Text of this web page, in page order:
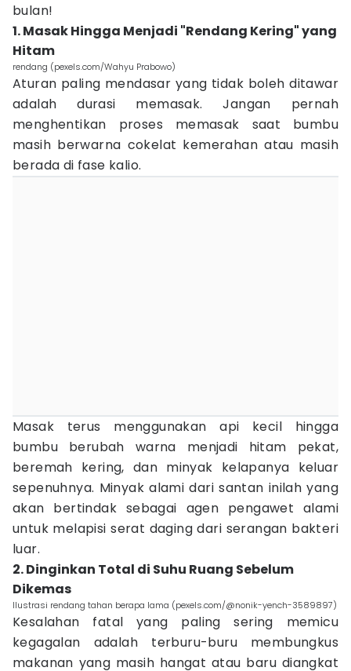
bulan!
1. Masak Hingga Menjadi "Rendang Kering" yang
Hitam
rendang (pexels.com/Wahyu Prabowo)
Aturan paling mendasar yang tidak boleh ditawar
adalah durasi memasak. Jangan pernah
menghentikan proses memasak saat bumbu
masih berwarna cokelat kemerahan atau masih
berada di fase kalio.
Masak terus menggunakan api kecil hingga
bumbu berubah warna menjadi hitam pekat,
beremah kering, dan minyak kelapanya keluar
sepenuhnya. Minyak alami dari santan inilah yang
akan bertindak sebagai agen pengawet alami
untuk melapisi serat daging dari serangan bakteri
luar.
2. Dinginkan Total di Suhu Ruang Sebelum
Dikemas
Ilustrasi rendang tahan berapa lama (pexels.com/@nonik-yench-3589897)
Kesalahan fatal yang paling sering memicu
kegagalan adalah terburu-buru membungkus
makanan yang masih hangat atau baru diangkat